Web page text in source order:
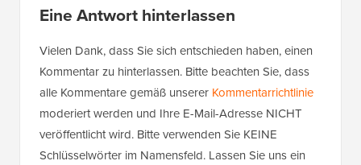
Eine Antwort hinterlassen
Vielen Dank, dass Sie sich entschieden haben, einen
Kommentar zu hinterlassen. Bitte beachten Sie, dass
alle Kommentare gemäß unserer Kommentarrichtlinie
moderiert werden und Ihre E-Mail-Adresse NICHT
veröffentlicht wird. Bitte verwenden Sie KEINE
Schlüsselwörter im Namensfeld. Lassen Sie uns ein